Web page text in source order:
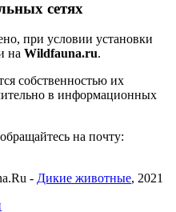
сетях
при условии установки
на Wildfauna.ru.
собственностью их
в информационных
на почту:
- Дикие животные, 2021